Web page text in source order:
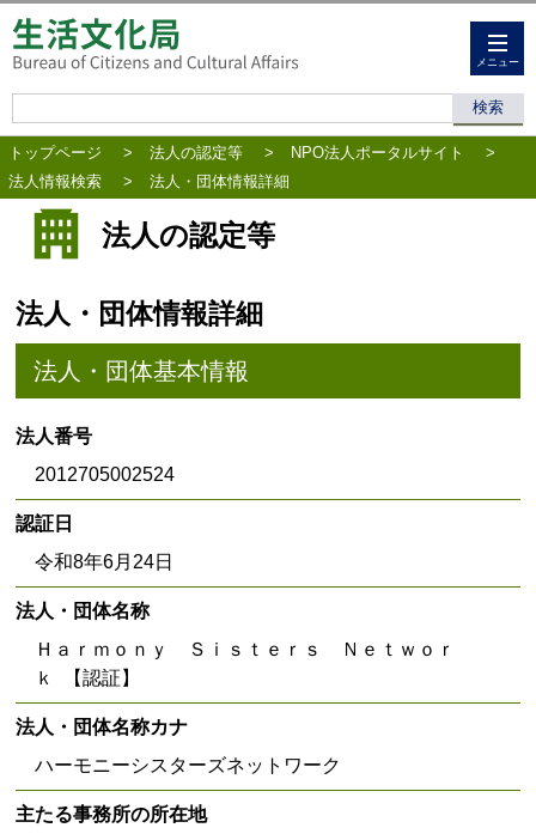
メニュー
トップページ > 法人の認定等 > NPO法人ポータルサイト
>
法人情報検索
> 法人・団体情報詳細
法人の認定等
法人・団体情報詳細
法人・団体基本情報
法人番号
2012705002524
認証日
令和8年6月24日
法人・団体名称
Ｈａｒｍｏｎｙ Ｓｉｓｔｅｒｓ Ｎｅｔｗｏｒ
ｋ 【認証】
法人・団体名称カナ
ハーモニーシスターズネットワーク
主たる事務所の所在地